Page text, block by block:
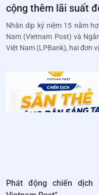
cộng thêm lãi suất
Nhân dịp kỷ niệm 15 năm
Nam (Vietnam Post) và
Việt Nam (LPBank), hai đơn
tại hệ thống Phòng Giao
ngày 11/6 đến hết ngày 01/7/
Phát động chiến dịch